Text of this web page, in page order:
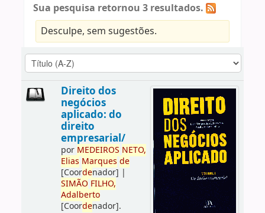
Sua pesquisa retornou 3 resultados.
Desculpe, sem sugestões.
Direito dos
negócios
aplicado: do
direito
empresarial/
por MEDEIROS NETO,
Elias Marques de
[Coordenador] |
SIMÃO FILHO,
Adalberto
[Coordenador].